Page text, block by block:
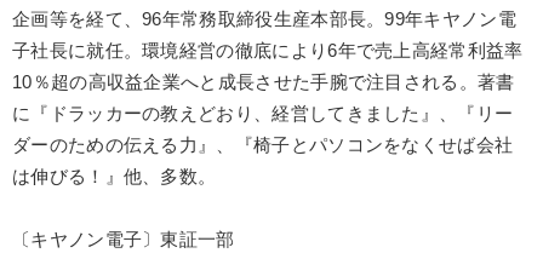
企画等を経て、96年常務取締役生産本部長。99年キヤノン電
子社長に就任。環境経営の徹底により6年で売上高経常利益率
10％超の高収益企業へと成長させた手腕で注目される。著書
に『ドラッカーの教えどおり、経営してきました』、『リー
ダーのための伝える力』、『椅子とパソコンをなくせば会社
は伸びる！』他、多数。
〔キヤノン電子〕東証一部